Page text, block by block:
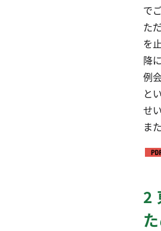
で
た
を
降
例
と
せ
ま
2